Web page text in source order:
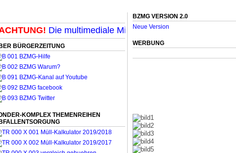
Die multimediale Mit-Mach-Zeitung für
BÜRGERZEITUNG
KOMPLEX THEMENREIHEN
BZMG VERSION 2.0
Neue Version
WERBUNG